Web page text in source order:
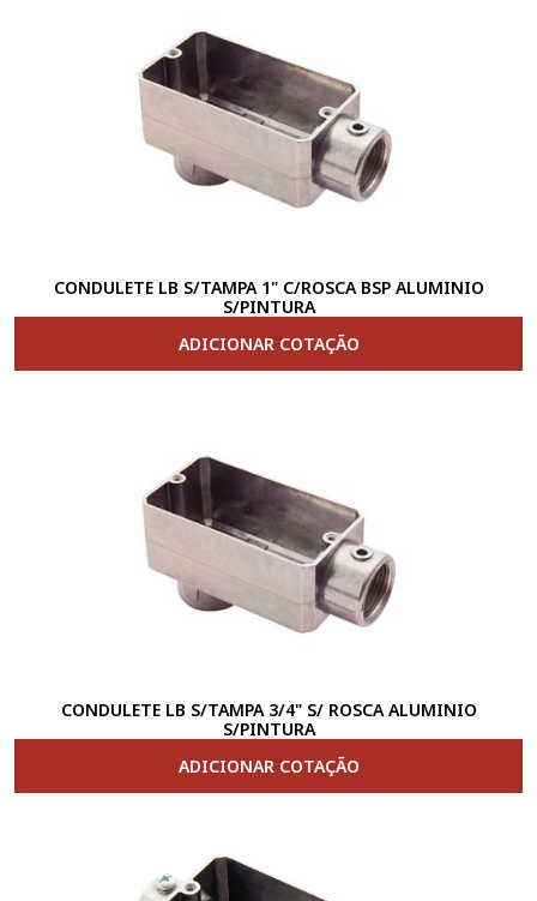
CONDULETE LB S/TAMPA 1" C/ROSCA BSP ALUMINIO
S/PINTURA
ADICIONAR COTAÇÃO
CONDULETE LB S/TAMPA 3/4" S/ ROSCA ALUMINIO
S/PINTURA
ADICIONAR COTAÇÃO